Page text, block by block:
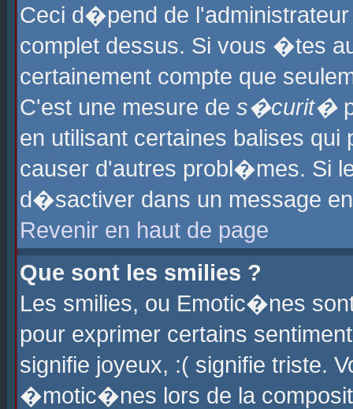
Ceci d�pend de
complet dessus. Si vous �tes
certainement compte que
C'est une mesure de s�curit�
en utilisant certaines balises
causer d'autres probl�mes. Si
d�sactiver dans un message
Revenir en haut de page
Que sont les smilies ?
Les smilies, ou Emotic�nes
pour exprimer certains
signifie joyeux, :( signifie triste.
�motic�nes lors de la